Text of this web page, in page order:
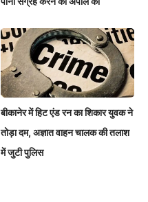
बीकानेर में हिट एंड रन का शिकार युवक ने
तोड़ा दम, अज्ञात वाहन चालक की तलाश
में जुटी पुलिस